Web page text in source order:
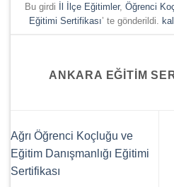
Bu girdi İl İlçe Eğitimler, Öğrenci
Eğitimi Sertifikası’ te gönderildi.
ANKARA EĞITIM
Ağrı Öğrenci Koçluğu ve
Eğitim Danışmanlığı Eğitimi
Sertifikası